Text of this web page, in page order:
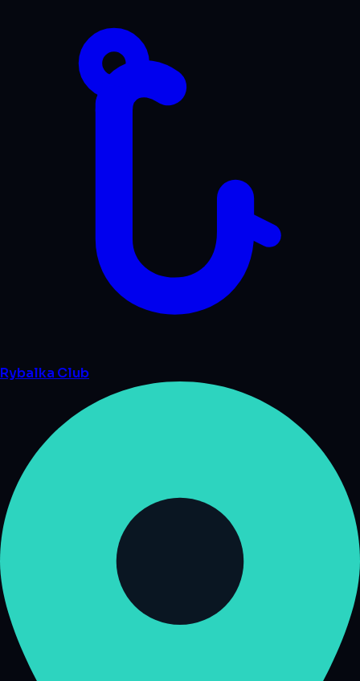
Rybalka Club